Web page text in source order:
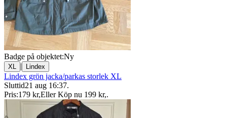
Badge på objektet:Ny
XL | Lindex
Lindex grön jacka/parkas storlek XL
Sluttid21 aug 16:37.
Pris:179 kr,Eller Köp nu 199 kr,.